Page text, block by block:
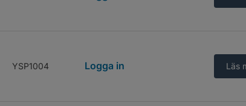
YSP1004 Logga in Läs